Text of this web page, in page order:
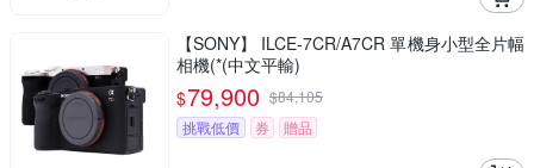
【SONY】 ILCE-7CR/A7CR 單機身小型全片幅
相機(*(中文平輸)
$79,900 $84,105
挑戰低價
券 贈品